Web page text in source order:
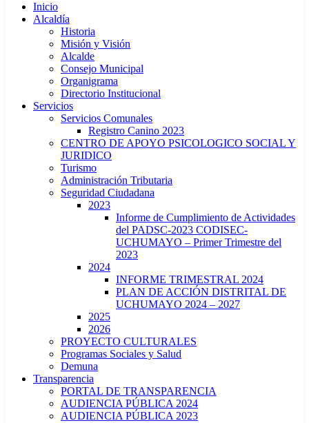
Inicio
Alcaldía
Historia
Misión y Visión
Alcalde
Consejo Municipal
Organigrama
Directorio Institucional
Servicios
Servicios Comunales
Registro Canino 2023
CENTRO DE APOYO PSICOLOGICO SOCIAL Y
JURIDICO
Turismo
Administración Tributaria
Seguridad Ciudadana
2023
Informe de Cumplimiento de Actividades
del PADSC-2023 CODISEC-
UCHUMAYO – Primer Trimestre del
2023
2024
INFORME TRIMESTRAL 2024
PLAN DE ACCIÓN DISTRITAL DE
UCHUMAYO 2024 – 2027
2025
2026
PROYECTO CULTURALES
Programas Sociales y Salud
Demuna
Transparencia
PORTAL DE TRANSPARENCIA
AUDIENCIA PÚBLICA 2024
AUDIENCIA PÚBLICA 2023